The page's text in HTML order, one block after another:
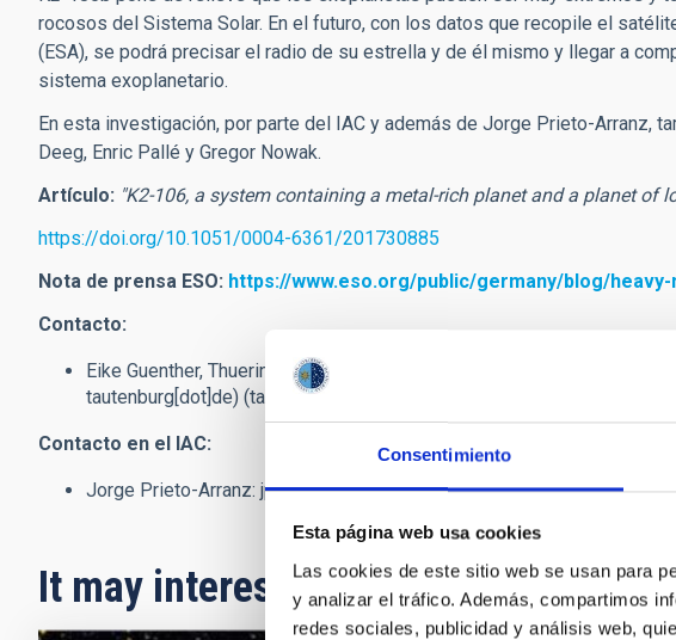
Consentimiento
Esta página web usa cookies
Las cookies de este sitio web se usan para
y analizar el tráfico. Además, compartimos
redes sociales, publicidad y análisis web,
rocosos del Sistema Solar. En el futuro, con los datos que recopile el
(ESA), se podrá precisar el radio de su estrella y de él mismo y llegar a
sistema exoplanetario.
En esta investigación, por parte del IAC y además de Jorge Prieto-Arranz,
Deeg, Enric Pallé y Gregor Nowak.
Artículo: "K2-106, a system containing a metal-rich planet and a planet of
https://doi.org/10.1051/0004-6361/201730885
Nota de prensa ESO: https://www.eso.org/public/germany/blog/
Contacto:
Eike Guenther, Thueringer Landessternwarte Tautenburg, Alemania:
tautenburg[dot]de) (también en español)
Contacto en el IAC:
Jorge Prieto-Arranz: jparranz[at]iac.es(jparranz[at]iac[dot]es)y
It may interest you